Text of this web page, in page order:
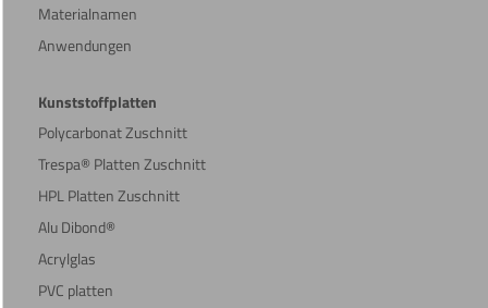
Materialnamen
Anwendungen
Kunststoffplatten
Polycarbonat Zuschnitt
Trespa® Platten Zuschnitt
HPL Platten Zuschnitt
Alu Dibond®
Acrylglas
PVC platten